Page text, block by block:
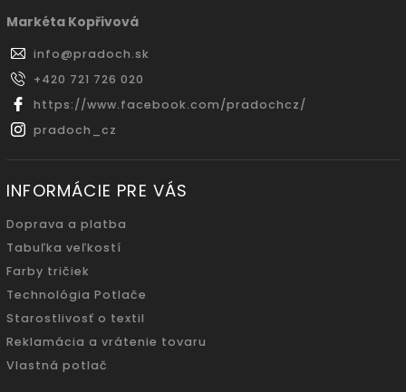
Markéta Kopřivová
info@pradoch.sk
+420 721 726 020
https://www.facebook.com/pradochcz/
pradoch_cz
INFORMÁCIE PRE VÁS
Doprava a platba
Tabuľka veľkostí
Farby tričiek
Technológia Potlače
Starostlivosť o textil
Reklamácia a vrátenie tovaru
Vlastná potlač